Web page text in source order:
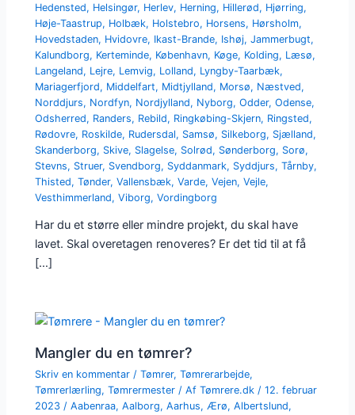
Hedensted, Helsingør, Herlev, Herning, Hillerød, Hjørring,
Høje-Taastrup, Holbæk, Holstebro, Horsens, Hørsholm,
Hovedstaden, Hvidovre, Ikast-Brande, Ishøj,Jammerbugt,
Kalundborg, Kerteminde, København, Køge, Kolding, Læsø,
Langeland, Lejre, Lemvig, Lolland, Lyngby-Taarbæk,
Mariagerfjord, Middelfart, Midtjylland, Morsø, Næstved,
Norddjurs, Nordfyn, Nordjylland, Nyborg,Odder,Odense,
Odsherred, Randers, Rebild, Ringkøbing-Skjern, Ringsted,
Rødovre, Roskilde, Rudersdal, Samsø, Silkeborg, Sjælland,
Skanderborg, Skive, Slagelse, Solrød, Sønderborg, Sorø,
Stevns, Struer, Svendborg, Syddanmark, Syddjurs,Tårnby,
Thisted,Tønder,Vallensbæk,Varde,Vejen,Vejle,
Vesthimmerland,Viborg,Vordingborg
Har du et større eller mindre projekt, du skal have
lavet. Skal overetagen renoveres? Er det tid til at få
[…]
Mangler du en tømrer?
Skriv en kommentar /Tømrer,Tømrerarbejde,
Tømrerlærling,Tømrermester / AfTømrere.dk/12. februar
2023/Aabenraa,Aalborg,Aarhus,Ærø,Albertslund,